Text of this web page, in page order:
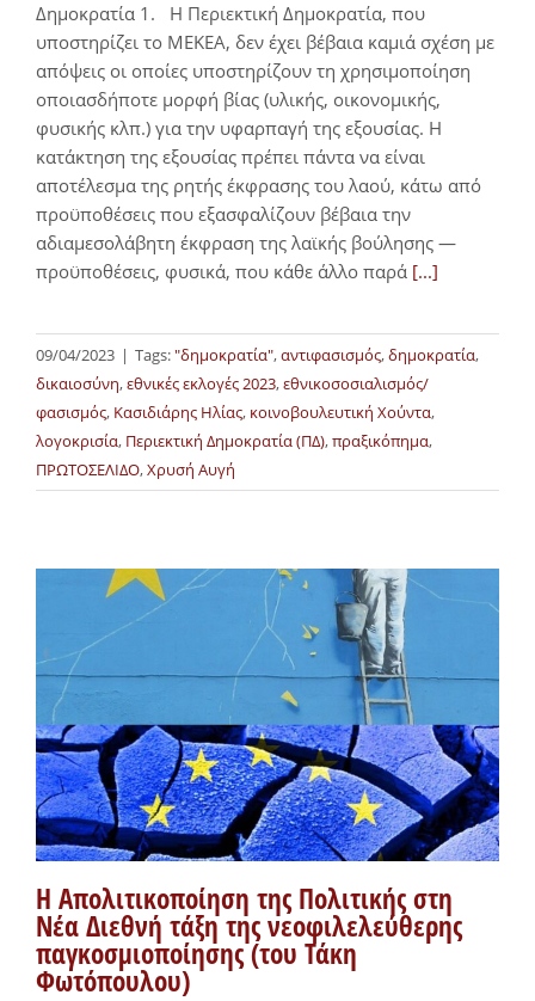
Δημοκρατία 1. Η Περιεκτική Δημοκρατία, που
υποστηρίζει το ΜΕΚΕΑ, δεν έχει βέβαια καμιά σχέση με
απόψεις οι οποίες υποστηρίζουν τη χρησιμοποίηση
οποιασδήποτε μορφή βίας (υλικής, οικονομικής,
φυσικής κλπ.) για την υφαρπαγή της εξουσίας. Η
κατάκτηση της εξουσίας πρέπει πάντα να είναι
αποτέλεσμα της ρητής έκφρασης του λαού, κάτω από
προϋποθέσεις που εξασφαλίζουν βέβαια την
αδιαμεσολάβητη έκφραση της λαϊκής βούλησης —
προϋποθέσεις, φυσικά, που κάθε άλλο παρά [...]
09/04/2023 | Tags:"δημοκρατία",αντιφασισμός,δημοκρατία,
δικαιοσύνη,εθνικές εκλογές 2023,εθνικοσοσιαλισμός/
φασισμός, Κασιδιάρης Ηλίας, κοινοβουλευτική Χούντα,
λογοκρισία, Περιεκτική Δημοκρατία (ΠΔ),πραξικόπημα,
ΠΡΩΤΟΣΕΛΙΔΟ,Χρυσή Αυγή
Η Απολιτικοποίηση της Πολιτικής στη
Νέα Διεθνή τάξη της νεοφιλελεύθερης
παγκοσμιοποίησης (του Τάκη
Φωτόπουλου)